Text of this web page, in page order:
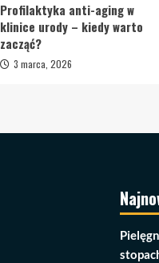
Profilaktyka anti-aging w
klinice urody – kiedy warto
zacząć?
3 marca, 2026